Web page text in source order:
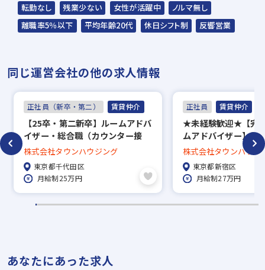
転勤なし
残業少ない 女性が活躍中
ノルマ無し
離職率5％以下
平均年齢20代 休日シフト制 反響営業
同じ運営会社の他の求人情報
正社員（新卒・第二） 賃貸仲介
【25卒・第二新卒】ルームアドバ
イザー・総合職（カウンター接
客）賞与年3回／直営140店舗の
老舗安定企業
株式会社タウンハウジング
東京都千代田区
月給制25万円
正社員 賃貸仲介
★未経験歓迎★【完
ムアドバイザー】賞
回長期休暇あり／約
中から好きな物件に
度、家賃補助50％／
で地域密着！
株式会社タウンハウジ
東京都新宿区
月給制27万円
あなたにあった求人